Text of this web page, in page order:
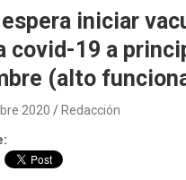
espera iniciar
covid-19 a
(alto
2020 Redacción